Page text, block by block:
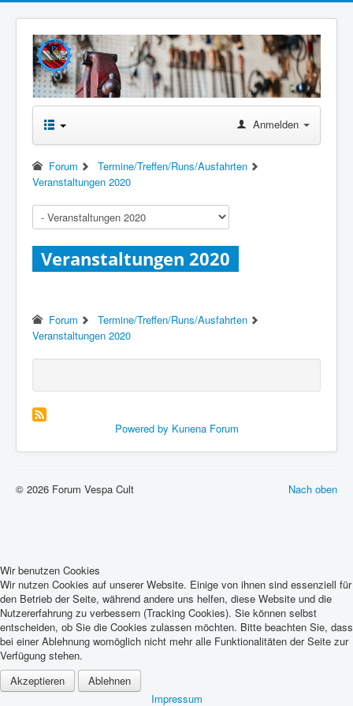
Anmelden
Forum
Termine/Treffen/Runs/Ausfahrten
Veranstaltungen 2020
Veranstaltungen 2020
Forum
Termine/Treffen/Runs/Ausfahrten
Veranstaltungen 2020
Powered by Kunena Forum
Nach oben
© 2026 Forum Vespa Cult
Wir benutzen Cookies
Wir nutzen Cookies auf unserer Website. Einige von ihnen sind essenziell für
den Betrieb der Seite, während andere uns helfen, diese Website und die
Nutzererfahrung zu verbessern (Tracking Cookies). Sie können selbst
entscheiden, ob Sie die Cookies zulassen möchten. Bitte beachten Sie, dass
bei einer Ablehnung womöglich nicht mehr alle Funktionalitäten der Seite zur
Verfügung stehen.
Akzeptieren
Ablehnen
Impressum